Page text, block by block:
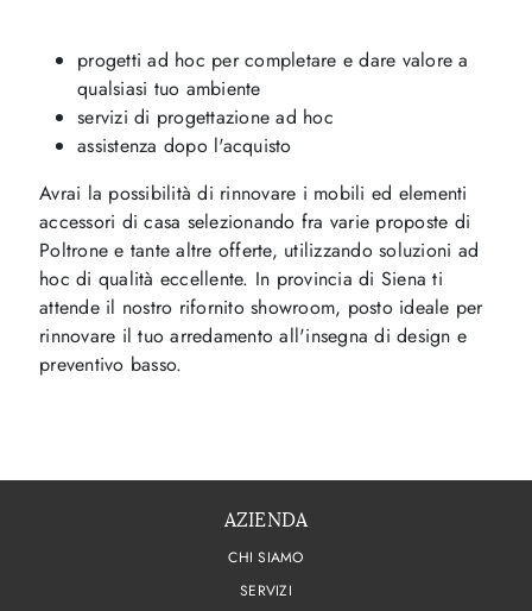
progetti ad hoc per completare e dare valore a
qualsiasi tuo ambiente
servizi di progettazione ad hoc
assistenza dopo l'acquisto
Avrai la possibilità di rinnovare i mobili ed elementi
accessori di casa selezionando fra varie proposte di
Poltrone e tante altre offerte, utilizzando soluzioni ad
hoc di qualità eccellente. In provincia di Siena ti
attende il nostro rifornito showroom, posto ideale per
rinnovare il tuo arredamento all'insegna di design e
preventivo basso.
AZIENDA
CHI SIAMO
SERVIZI